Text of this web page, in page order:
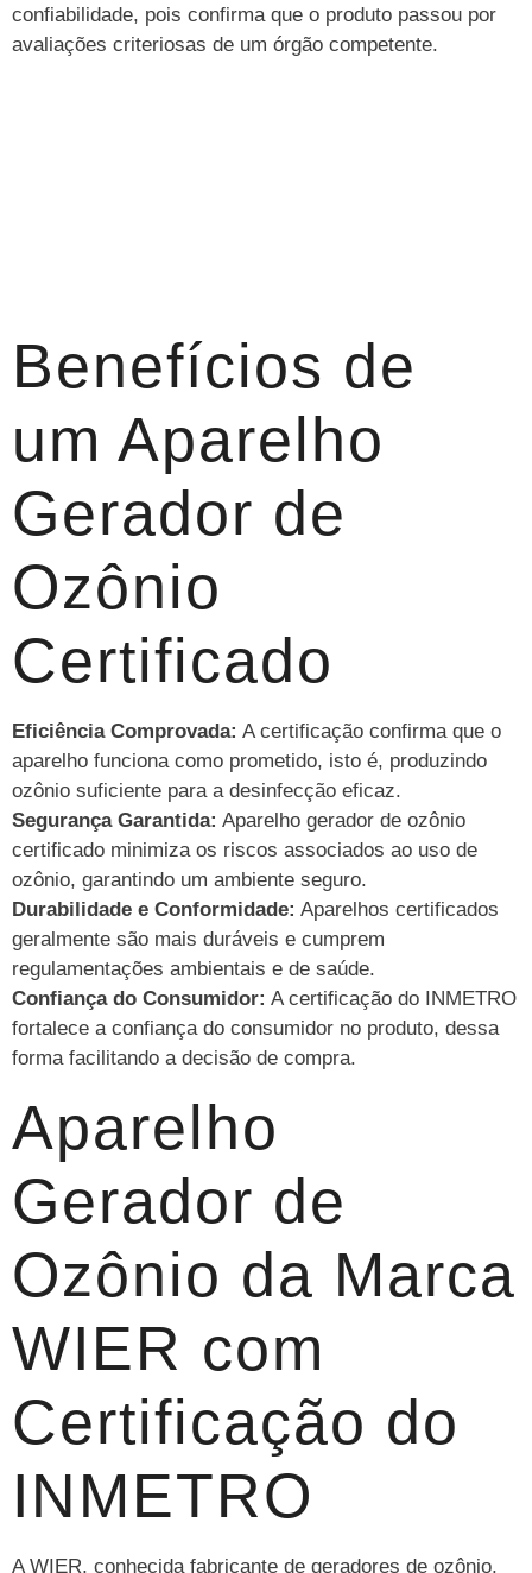
confiabilidade, pois confirma que o produto passou por
avaliações criteriosas de um órgão competente.
Benefícios de
um Aparelho
Gerador de
Ozônio
Certificado
Eficiência Comprovada: A certificação confirma que o
aparelho funciona como prometido, isto é, produzindo
ozônio suficiente para a desinfecção eficaz.
Segurança Garantida: Aparelho gerador de ozônio
certificado minimiza os riscos associados ao uso de
ozônio, garantindo um ambiente seguro.
Durabilidade e Conformidade: Aparelhos certificados
geralmente são mais duráveis e cumprem
regulamentações ambientais e de saúde.
Confiança do Consumidor: A certificação do INMETRO
fortalece a confiança do consumidor no produto, dessa
forma facilitando a decisão de compra.
Aparelho
Gerador de
Ozônio da Marca
WIER com
Certificação do
INMETRO
A WIER, conhecida fabricante de geradores de ozônio,